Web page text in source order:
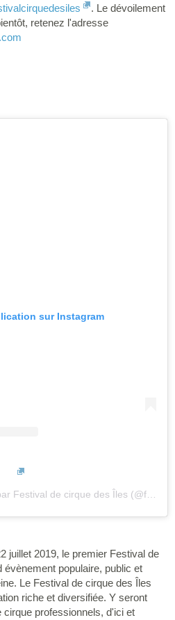
. Le dévoilement
retenez l'adresse
sur Instagram
Une publication partagée par Festival de cirque des Îles (@festivalcirquedesiles)
juillet 2019, le premier Festival de
populaire, public et
Le Festival de cirque des Îles
riche et diversifiée. Y seront
professionnels, d'ici et